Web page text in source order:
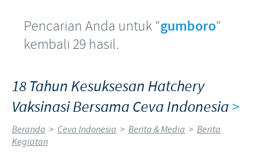
Pencarian Anda untuk "gumboro"
kembali 29 hasil.
18 Tahun Kesuksesan Hatchery
Vaksinasi Bersama Ceva Indonesia >
Beranda > Ceva Indonesia > Berita & Media > Berita
Kegiatan